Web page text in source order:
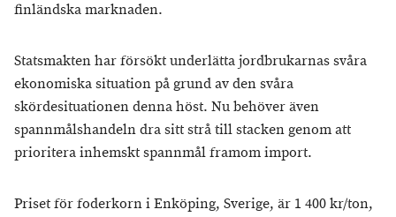
finländska marknaden.
Statsmakten har försökt underlätta jordbrukarnas svåra
ekonomiska situation på grund av den svåra
skördesituationen denna höst. Nu behöver även
spannmålshandeln dra sitt strå till stacken genom att
prioritera inhemskt spannmål framom import.
Priset för foderkorn i Enköping, Sverige, är 1 400 kr/ton,